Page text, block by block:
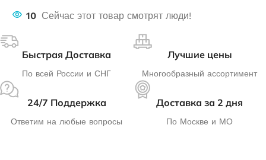
10 Сейчас этот товар смотрят люди!
Быстрая Доставка
По всей России и СНГ
Лучшие цены
Многообразный ассортимент
24/7 Поддержка
Ответим на любые вопросы
Доставка за 2 дня
По Москве и МО